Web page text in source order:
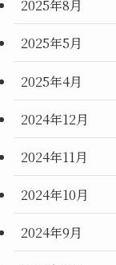
2025年8月
2025年5月
2025年4月
2024年12月
2024年11月
2024年10月
2024年9月